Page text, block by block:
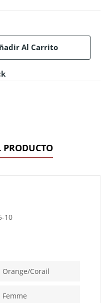
Al Carrito
PRODUCTO
10
Orange/Corail
Femme